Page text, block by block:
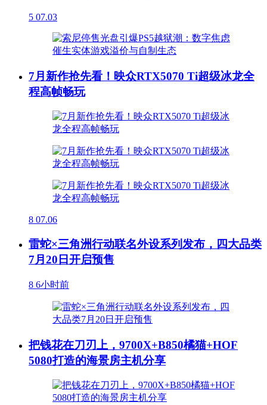
5 07.03
7月新作抢先看！映众RTX5070 Ti超级冰龙全
程高帧畅玩
8 07.06
雷蛇×三角洲行动联名外设系列发布，四大品类
7月20日开启预售
8 6小时前
把钱花在刀刃上，9700X+B850橘猫+HOF
5080打造的海景房主机分享